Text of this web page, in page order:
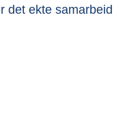
det ekte samarbeid